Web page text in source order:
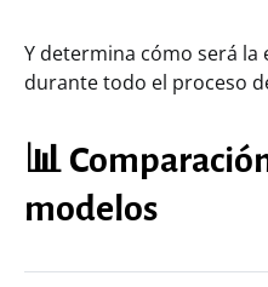
Y determina cómo será
durante todo el proceso
📊
modelos